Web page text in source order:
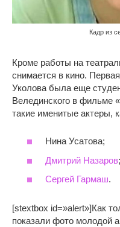
Кадр из
Кроме работы на
снимается в кино.
Уколова была еще
Велединского в фильме
такие именитые актеры,
Нина Усатова;
Дмитрий Назаров;
Сергей Гармаш.
[stextbox id=»alert»]Как
показали фото молодой